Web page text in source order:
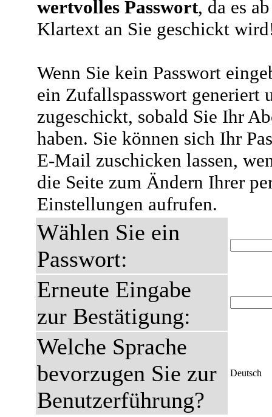
wertvolles Passwort, da es
Klartext an Sie geschickt
Wenn Sie kein Passwort
ein Zufallspasswort generiert
zugeschickt, sobald Sie Ihr
haben. Sie können sich Ihr
E-Mail zuschicken lassen,
die Seite zum Ändern Ihrer
Einstellungen aufrufen.
Wählen Sie ein
Passwort:
Erneute Eingabe
zur Bestätigung:
Welche Sprache
bevorzugen Sie zur
Benutzerführung?
Deutsch